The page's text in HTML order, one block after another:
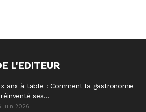
L'EDITEUR
ans à table : Comment la gastronomie
ses...
juin 2026